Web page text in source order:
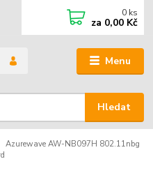
Menu
Hledat
0 ks
za 0,00 Kč
Azurewave AW-NB097H 802.11nbg